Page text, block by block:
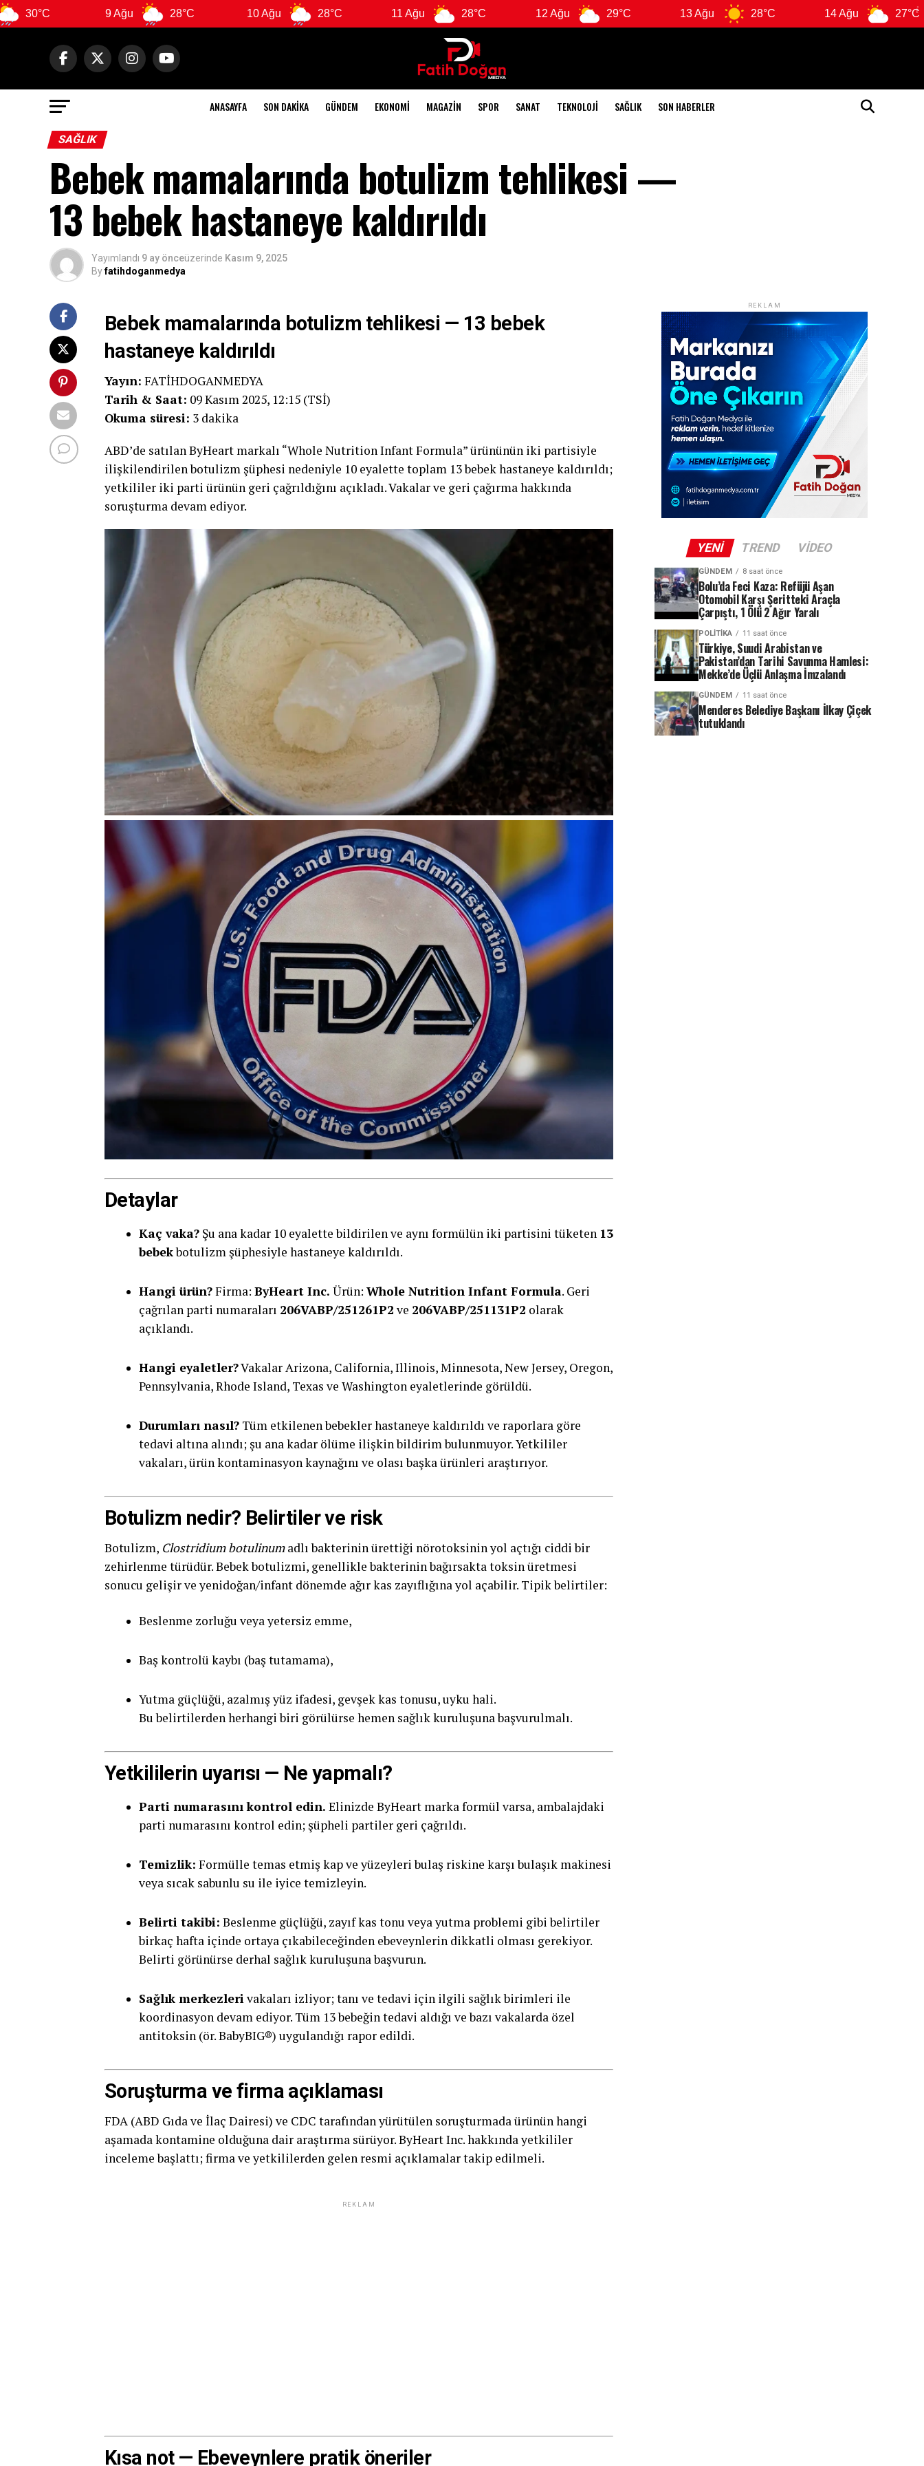
28°C 28°C 11 Ağu 28°C 12 Ağu 29°C 13 Ağu 28°C 14 Ağu 27°C
ANASAYFA SON DAKIKA GÜNDEM EKONOMI MAGAZIN SPOR SANAT TEKNOLOJI SAĞLIK SON HABERLER
SAĞLIK
Bebek mamalarında botulizm tehlikesi —
13 bebek hastaneye kaldırıldı
Yayımlandı 9 ay önceüzerinde Kasım 9, 2025
Byfatihdoganmedya
Bebek mamalarında botulizm tehlikesi — 13 bebek
hastaneye kaldırıldı
Yayın: FATİHDOGANMEDYA
Tarih & Saat: 09 Kasım 2025, 12:15 (TSİ)
Okuma süresi: 3 dakika
ABD’de satılan ByHeart markalı “Whole Nutrition Infant Formula” ürününün iki partisiyle
ilişkilendirilen botulizm şüphesi nedeniyle 10 eyalette toplam 13 bebek hastaneye kaldırıldı;
yetkililer iki parti ürünün geri çağrıldığını açıkladı. Vakalar ve geri çağırma hakkında
soruşturma devam ediyor.
Detaylar
Kaç vaka? Şu ana kadar 10 eyalette bildirilen ve aynı formülün iki partisini tüketen 13
bebekbotulizm şüphesiyle hastaneye kaldırıldı.
Hangi ürün?Firma: ByHeart Inc. Ürün: Whole Nutrition Infant Formula. Geri
çağrılan parti numaraları 206VABP/251261P2 ve 206VABP/251131P2 olarak
açıklandı.
Hangi eyaletler?Vakalar Arizona, California, Illinois, Minnesota, New Jersey, Oregon,
Pennsylvania, Rhode Island, Texas ve Washington eyaletlerinde görüldü.
Durumları nasıl? Tüm etkilenen bebekler hastaneye kaldırıldı ve raporlara göre
tedavi altına alındı; şu ana kadar ölüme ilişkin bildirim bulunmuyor. Yetkililer
vakaları, ürün kontaminasyon kaynağını ve olası başka ürünleri araştırıyor.
Botulizm nedir? Belirtiler ve risk
Botulizm, Clostridium botulinumadlı bakterinin ürettiği nörotoksinin yol açtığı ciddi bir
zehirlenme türüdür. Bebek botulizmi, genellikle bakterinin bağırsakta toksin üretmesi
sonucu gelişir ve yenidoğan/infant dönemde ağır kas zayıflığına yol açabilir. Tipik belirtiler:
Beslenme zorluğu veya yetersiz emme,
Baş kontrolü kaybı (baş tutamama),
Yutma güçlüğü, azalmış yüz ifadesi, gevşek kas tonusu, uyku hali.
Bu belirtilerden herhangi biri görülürse hemen sağlık kuruluşuna başvurulmalı.
Yetkililerin uyarısı — Ne yapmalı?
Parti numarasını kontrol edin. Elinizde ByHeart marka formül varsa, ambalajdaki
parti numarasını kontrol edin; şüpheli partiler geri çağrıldı.
Temizlik: Formülle temas etmiş kap ve yüzeyleri bulaş riskine karşı bulaşık makinesi
veya sıcak sabunlu su ile iyice temizleyin.
Belirti takibi: Beslenme güçlüğü, zayıf kas tonu veya yutma problemi gibi belirtiler
birkaç hafta içinde ortaya çıkabileceğinden ebeveynlerin dikkatli olması gerekiyor.
Belirti görünürse derhal sağlık kuruluşuna başvurun.
Sağlık merkezlerivakaları izliyor; tanı ve tedavi için ilgili sağlık birimleri ile
koordinasyon devam ediyor. Tüm 13 bebeğin tedavi aldığı ve bazı vakalarda özel
antitoksin (ör. BabyBIG®) uygulandığı rapor edildi.
Soruşturma ve firma açıklaması
FDA (ABD Gıda ve İlaç Dairesi) ve CDC tarafından yürütülen soruşturmada ürünün hangi
aşamada kontamine olduğuna dair araştırma sürüyor. ByHeart Inc. hakkında yetkililer
inceleme başlattı; firma ve yetkililerden gelen resmi açıklamalar takip edilmeli.
REKLAM
Kısa not — Ebeveynlere pratik öneriler
REKLAM
YENI TREND VIDEO
GÜNDEM 8 saat önce
Bolu’da Feci Kaza: Refüjü Aşan
Otomobil Karşı Şeritteki Araçla
Çarpıştı, 1 Ölü 2 Ağır Yaralı
POLITIKA 11 saat önce
Türkiye, Suudi Arabistan ve
Pakistan’dan Tarihi Savunma Hamlesi:
Mekke’de Üçlü Anlaşma İmzalandı
GÜNDEM 11 saat önce
Menderes Belediye Başkanı İlkay Çiçek
tutuklandı